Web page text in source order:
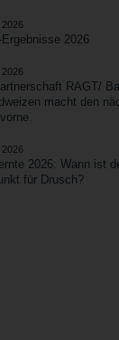
2026
Ergebnisse 2026
2026
RAGT/
macht den
2026
2026: Wann ist
für Drusch?